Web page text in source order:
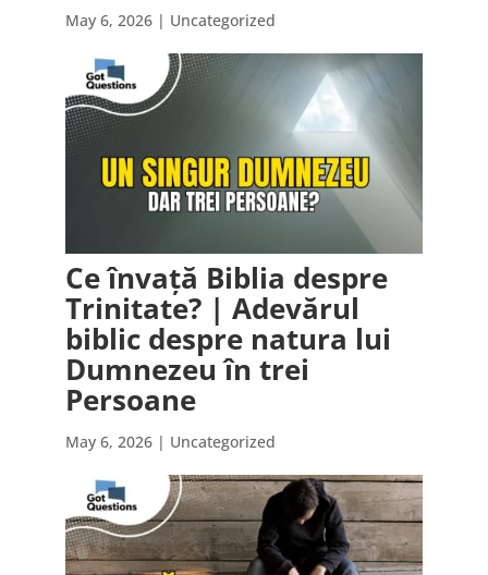
May 6, 2026| Uncategorized
Ce învață Biblia despre
Trinitate? | Adevărul
biblic despre natura lui
Dumnezeu în trei
Persoane
May 6, 2026| Uncategorized